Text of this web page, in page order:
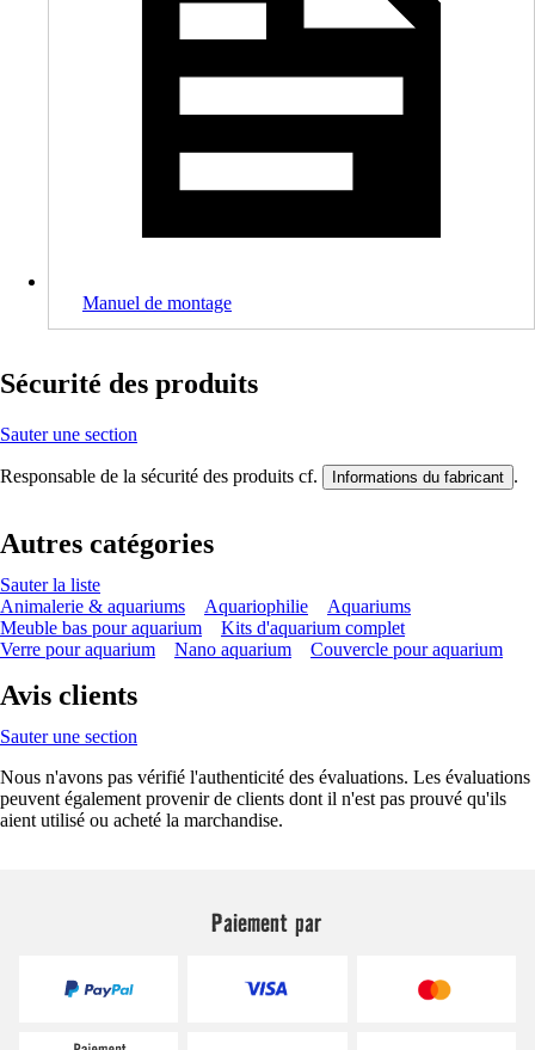
Manuel de montage
Sécurité des produits
Sauter une section
Responsable de la sécurité des produits cf. Informations du fabricant .
Autres catégories
Sauter la liste
Animalerie & aquariums
Aquariophilie
Aquariums
Meuble bas pour aquarium
Kits d'aquarium complet
Verre pour aquarium
Nano aquarium Couvercle pour aquarium
Avis clients
Sauter une section
Nous n'avons pas vérifié l'authenticité des évaluations. Les évaluations
peuvent également provenir de clients dont il n'est pas prouvé qu'ils
aient utilisé ou acheté la marchandise.
Paiement par